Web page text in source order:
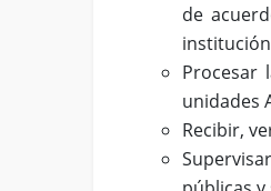
de
Procesar
unidades
Recibir,